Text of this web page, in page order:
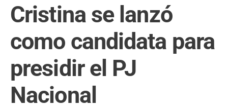
Cristina se lanzó
como candidata para
presidir el PJ
Nacional